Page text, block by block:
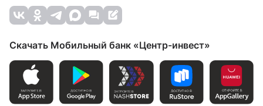
Скачать Мобильный банк «Центр-инвест»